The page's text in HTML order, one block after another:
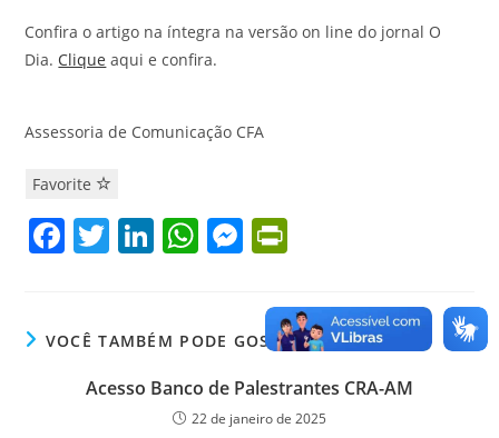
Confira o artigo na íntegra na versão on line do jornal O
Dia. Clique aqui e confira.
Assessoria de Comunicação CFA
Favorite
F
e
b
T
er
Li
e
dI
n
W
s
A
p
M
ss
e
n
g
tF
ri
e
n
VOCÊ TAMBÉM PODE GOSTAR
Acesso Banco de Palestrantes CRA-AM
22 de janeiro de 2025